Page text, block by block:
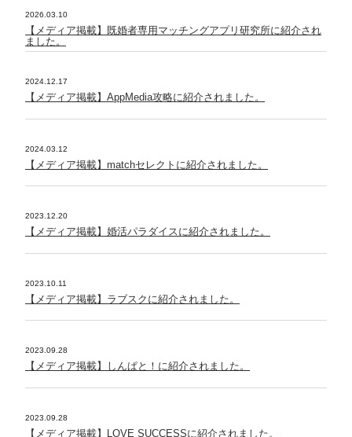
2026.03.10
【メディア掲載】既婚者専用マッチングアプリ研究所に紹介され
ました。
2024.12.17
【メディア掲載】AppMedia攻略に紹介されました。
2024.03.12
【メディア掲載】matchセレクトに紹介されました。
2023.12.20
【メディア掲載】婚活パラダイスに紹介されました。
2023.10.11
【メディア掲載】ラブスクに紹介されました。
2023.09.28
【メディア掲載】しんぱと！に紹介されました。
2023.09.28
【メディア掲載】LOVE SUCCESSに紹介されました。